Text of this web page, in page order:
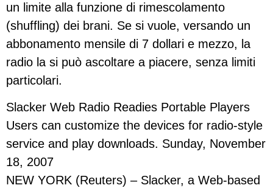
un limite alla funzione di rimescolamento
(shuffling) dei brani. Se si vuole, versando un
abbonamento mensile di 7 dollari e mezzo, la
radio la si può ascoltare a piacere, senza limiti
particolari.
Slacker Web Radio Readies Portable Players
Users can customize the devices for radio-style
service and play downloads. Sunday, November
18, 2007
NEW YORK (Reuters) – Slacker, a Web-based